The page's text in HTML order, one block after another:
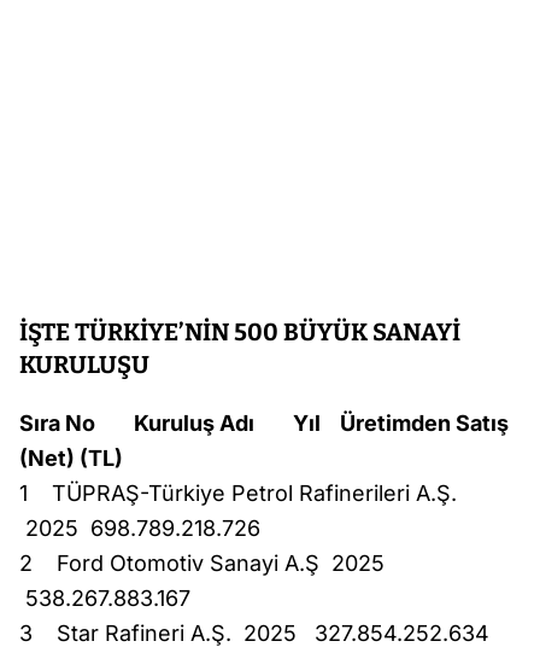
İŞTE TÜRKİYE’NİN 500 BÜYÜK SANAYİ
KURULUŞU
Sıra No Kuruluş Adı Yıl Üretimden Satış
(Net) (TL)
1 TÜPRAŞ-Türkiye Petrol Rafinerileri A.Ş.
2025 698.789.218.726
2 Ford Otomotiv Sanayi A.Ş 2025
538.267.883.167
3 Star Rafineri A.Ş. 2025 327.854.252.634